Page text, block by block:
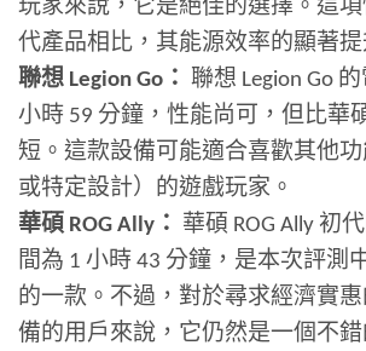
玩家來說，它是絕佳的選擇。這
代產品相比，其能源效率的顯著提
聯想 Legion Go： 聯想 Legion Go
小時 59 分鐘，性能尚可，但比華碩
短。這款設備可能適合喜歡其他
或特定設計）的遊戲玩家。
華碩 ROG Ally：
華碩 ROG Ally 初
間為 1 小時 43 分鐘，是本次評測
的一款。不過，對於尋求經濟實
備的用戶來說，它仍然是一個不錯